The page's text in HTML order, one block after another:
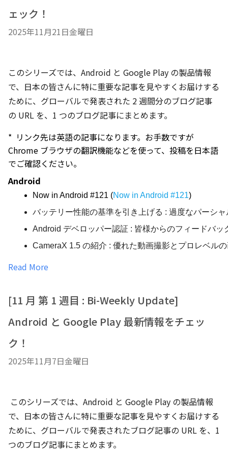
ェック！
2025年11月21日金曜日
このシリーズでは、Android と Google Play の製品情報
で、日本の皆さんに特に重要な記事を見やすくお届けする
ために、グローバルで発表された 2 週間分のブログ記事
の URL を、1 つのブログ記事にまとめます。
* リンク先は英語の記事になります。お手数ですが
Chrome ブラウザの翻訳機能などを使って、投稿を日本語
でご確認ください。
Android
Now in Android #121 (Now in Android #121)
バッテリー性能の基準を引き上げる : 過度なパーシ
Android デベロッパー認証 : 皆様からのフィードバ
CameraX 1.5 の紹介 : 優れた動画撮影とプロレベル
Read More
[11 月 第 1 週目 : Bi-Weekly Update]
Android と Google Play 最新情報をチェッ
ク！
2025年11月7日金曜日
このシリーズでは、Android と Google Play の製品情報
で、日本の皆さんに特に重要な記事を見やすくお届けする
ために、グローバルで発表されたブログ記事の URL を、1
つのブログ記事にまとめます。